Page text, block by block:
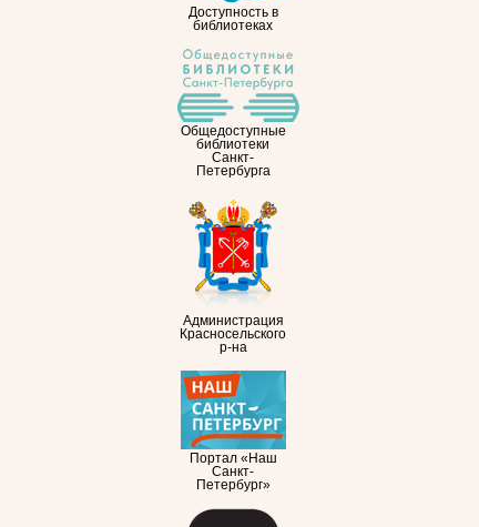
Доступность в
библиотеках
Общедоступные
библиотеки
Санкт-
Петербурга
Администрация
Красносельского
р-на
Портал «Наш
Санкт-
Петербург»